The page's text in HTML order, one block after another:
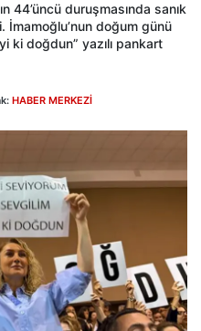
44’üncü duruşmasında sanık
İmamoğlu’nun doğum günü
ki doğdun” yazılı pankart
HABER MERKEZİ